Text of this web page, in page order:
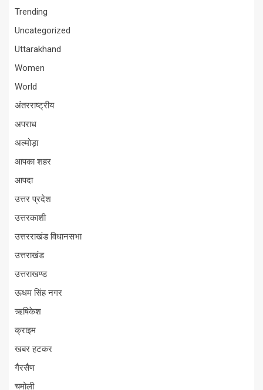
Trending
Uncategorized
Uttarakhand
Women
World
अंतरराष्ट्रीय
अपराध
अल्मोड़ा
आपका शहर
आपदा
उत्तर प्रदेश
उत्तरकाशी
उत्तरराखंड विधानसभा
उत्तराखंड
उत्तराखण्ड
ऊधम सिंह नगर
ऋषिकेश
क्राइम
खबर हटकर
गैरसैण
चमोली